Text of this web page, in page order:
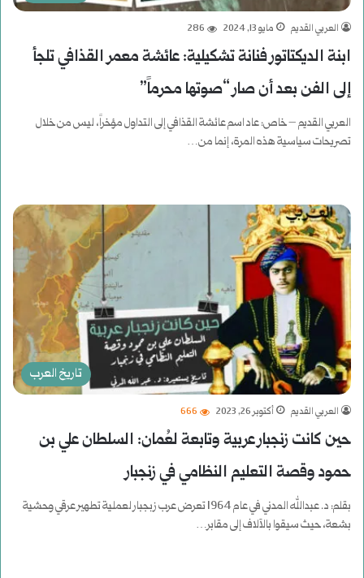
العربي القديم مايو 13, 2024 286
ابنة الديكتاتور فنانة تشكيلية: عائشة معمر القذافي تلجأ
إلى الفن بعد أن صار “صوتها محرماً”
العربي القديم – خاص: عاد اسم عائشة القذافي إلى التداول مؤخراً، ليس من خلال
تصريحات سياسية هذه المرة، إنما من…
تاريخ العرب
العربي القديم أكتوبر 26, 2023 666
حين كانت زنجبار عربية وتابعة لعُمان: السلطان علي بن
حمود وقصة التعليم النظامي في زنجبار
بقلم: د. عبدالله المدني في عام 1964 تعرض عرب زبجبار لعملية تطهير عرقي وحشية
بشعة، حيث سيقوا بالآلاف إلى مقابر…